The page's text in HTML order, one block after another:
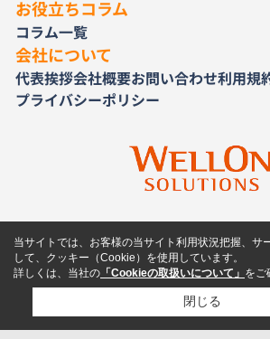
お役立ちコラム
コラム一覧
会社について
代表挨拶会社概要お問い合わせ利用規
プライバシーポリシー
当サイトでは、お客様の当サイト利用状況把握、サ
して、クッキー（Cookie）を使用しています。
詳しくは、当社の 「Cookieの取扱いについて」 をご
閉じる